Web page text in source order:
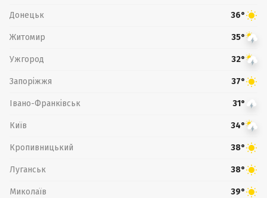
Донецьк 36°
Житомир 35°
Ужгород 32°
Запоріжжя 37°
Івано-Франківськ 31°
Київ 34°
Кропивницький 38°
Луганськ 38°
Миколаїв 39°